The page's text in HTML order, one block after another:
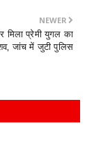
NEWER
मिला प्रेमी युगल का
जांच में जुटी पुलिस